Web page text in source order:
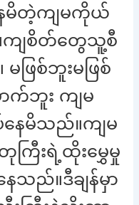
ေမိတဲ့ကျမကိုယ်
ကျစိတ်တွေသူ့စီ
ဖြစ်ဘူးမဖြစ်
ာက်ဘူး ကျမ
ေမိသည်။ကျမ
ြီးရဲ့ထိုးမွှေမှု
ေသည်။ဒီချန်မှာ